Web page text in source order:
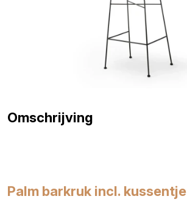
Omschrijving
Palm barkruk incl. kussentje